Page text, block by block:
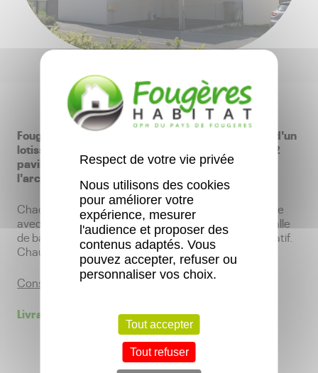
Fougères Habitat a construit 3 pavillons au coeur d'un
lotissement à Maen Roch - Saint Brice en Coglès : 2
pavillons de Type 4 et 1 pavillon de Type 3, à
l'architecture moderne.
Chaque maison est composée d’une belle pièce de vie
avec un espace cuisine, d’une arrière cuisine, d’une salle
de bain avec douche et/ou baignoire, d'un jardin privatif.
Chauffage individuel Gaz.
Constructeur: GASNIER PROMOTION
Livraison effectuée en Décembre 2017.
Respect de votre vie privée
Nous utilisons des cookies
pour améliorer votre
expérience, mesurer
l'audience et proposer des
contenus adaptés. Vous
pouvez accepter, refuser ou
personnaliser vos choix.
Tout accepter
Tout refuser